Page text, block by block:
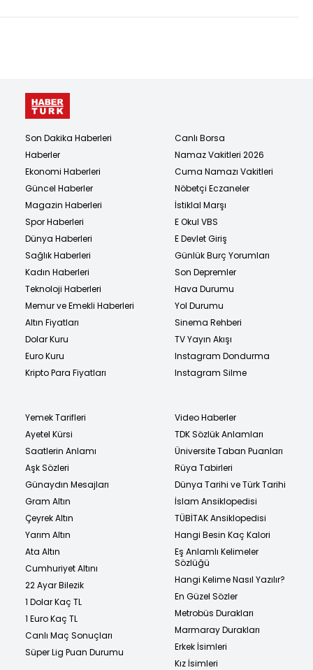
Son Dakika Haberleri
Haberler
Ekonomi Haberleri
Güncel Haberler
Magazin Haberleri
Spor Haberleri
Dünya Haberleri
Sağlık Haberleri
Kadın Haberleri
Teknoloji Haberleri
Memur ve Emekli Haberleri
Altın Fiyatları
Dolar Kuru
Euro Kuru
Kripto Para Fiyatları
Canlı Borsa
Namaz Vakitleri 2026
Cuma Namazı Vakitleri
Nöbetçi Eczaneler
İstiklal Marşı
E Okul VBS
E Devlet Giriş
Günlük Burç Yorumları
Son Depremler
Hava Durumu
Yol Durumu
Sinema Rehberi
TV Yayın Akışı
Instagram Dondurma
Instagram Silme
Yemek Tarifleri
Ayetel Kürsi
Saatlerin Anlamı
Aşk Sözleri
Günaydın Mesajları
Gram Altın
Çeyrek Altın
Yarım Altın
Ata Altın
Cumhuriyet Altını
22 Ayar Bilezik
1 Dolar Kaç TL
1 Euro Kaç TL
Canlı Maç Sonuçları
Süper Lig Puan Durumu
Video Haberler
TDK Sözlük Anlamları
Üniversite Taban Puanları
Rüya Tabirleri
Dünya Tarihi ve Türk Tarihi
İslam Ansiklopedisi
TÜBİTAK Ansiklopedisi
Hangi Besin Kaç Kalori
Eş Anlamlı Kelimeler
Sözlüğü
Hangi Kelime Nasıl Yazılır?
En Güzel Sözler
Metrobüs Durakları
Marmaray Durakları
Erkek İsimleri
Kız İsimleri